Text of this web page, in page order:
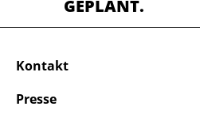
GEPLANT.
Kontakt
Presse